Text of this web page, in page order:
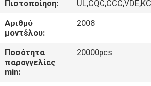
ΕΡΓΟΣΤΑΣΊΩΝ
ΠΟΙΟΤΙΚΌΣ
ΈΛΕΓΧΟΣ
Πιστοποίηση:
UL,CQC,CCC,VDE,KC
Αριθμό
μοντέλου:
2008
Ποσότητα
παραγγελίας
min:
20000pcs